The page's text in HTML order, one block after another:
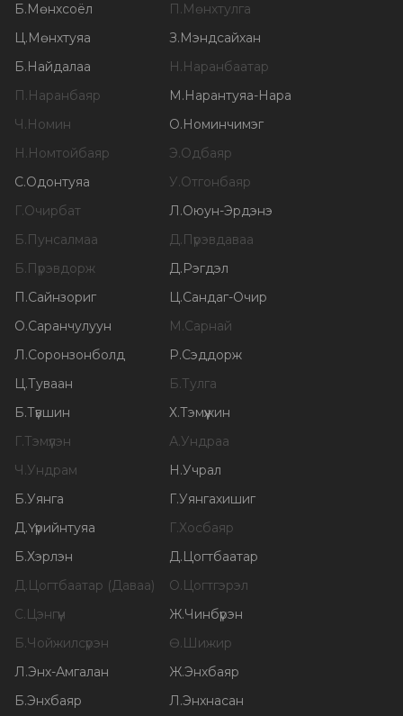
Б.Мөнхсоёл П.Мөнхтулга
Ц.Мөнхтуяа З.Мэндсайхан
Б.Найдалаа Н.Наранбаатар
П.Наранбаяр М.Нарантуяа-Нара
Ч.Номин О.Номинчимэг
Н.Номтойбаяр Э.Одбаяр
С.Одонтуяа У.Отгонбаяр
Г.Очирбат Л.Оюун-Эрдэнэ
Б.Пунсалмаа Д.Пүрэвдаваа
Б.Пүрэвдорж Д.Рэгдэл
П.Сайнзориг Ц.Сандаг-Очир
О.Саранчулуун М.Сарнай
Л.Соронзонболд Р.Сэддорж
Ц.Туваан Б.Тулга
Б.Түвшин Х.Тэмүүжин
Г.Тэмүүлэн А.Ундраа
Ч.Ундрам Н.Учрал
Б.Уянга Г.Уянгахишиг
Д.Үүрийнтуяа Г.Хосбаяр
Б.Хэрлэн Д.Цогтбаатар
Д.Цогтбаатар (Даваа) О.Цогтгэрэл
С.Цэнгүүн Ж.Чинбүрэн
Б.Чойжилсүрэн Ө.Шижир
Л.Энх-Амгалан Ж.Энхбаяр
Б.Энхбаяр Л.Энхнасан